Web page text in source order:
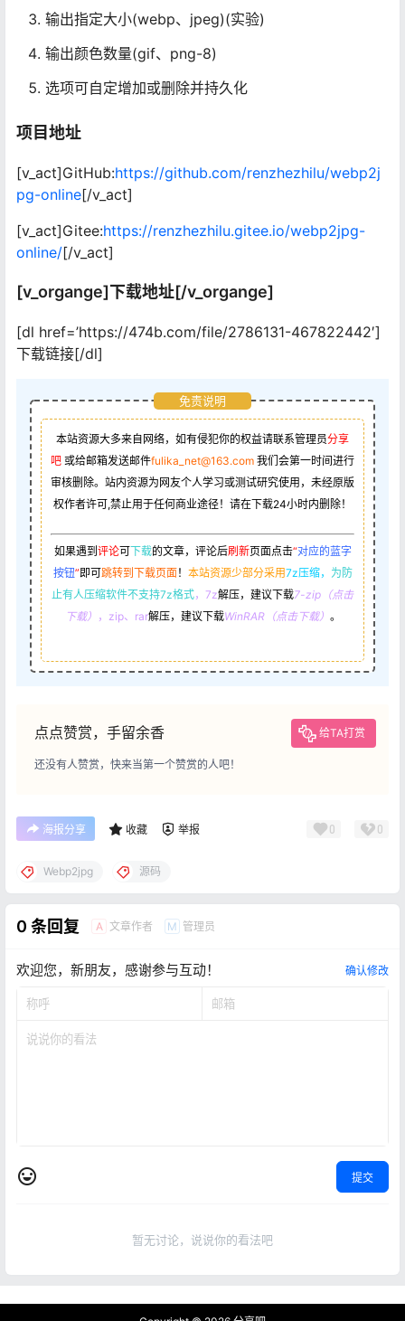
输出指定大小(webp、jpeg)(实验)
输出颜色数量(gif、png-8)
选项可自定增加或删除并持久化
项目地址
[v_act]GitHub:https://github.com/renzhezhilu/webp2j
pg-online[/v_act]
[v_act]Gitee:https://renzhezhilu.gitee.io/webp2jpg-
online/[/v_act]
[v_organge]下载地址[/v_organge]
[dl href=’https://474b.com/file/2786131-467822442′]
下载链接[/dl]
免责说明
本站资源大多来自网络，如有侵犯你的权益请联系管理员分享
吧 或给邮箱发送邮件fulika_net@163.com 我们会第一时间进行
审核删除。站内资源为网友个人学习或测试研究使用，未经原版
权作者许可,禁止用于任何商业途径！请在下载24小时内删除！
如果遇到 评论可下载的文章，评论后刷新页面点击“对应的蓝字
按钮” 即可跳转到下载页面！ 本站资源少部分采用7z压缩， 为防
止有人压缩软件不支持7z格式，7z解压，建议下载7-zip（点击
下载） ，zip、rar解压，建议下载WinRAR（点击下载） 。
点点赞赏，手留余香 给TA打赏
还没有人赞赏，快来当第一个赞赏的人吧！
海报分享 收藏 举报 0 0
Webp2jpg 源码
0 条回复 A 文章作者 M 管理员
欢迎您，新朋友，感谢参与互动！ 确认修改
提交
暂无讨论，说说你的看法吧